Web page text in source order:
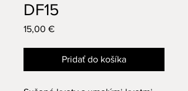
DF15
15,00 €Price
Pridať do košíka